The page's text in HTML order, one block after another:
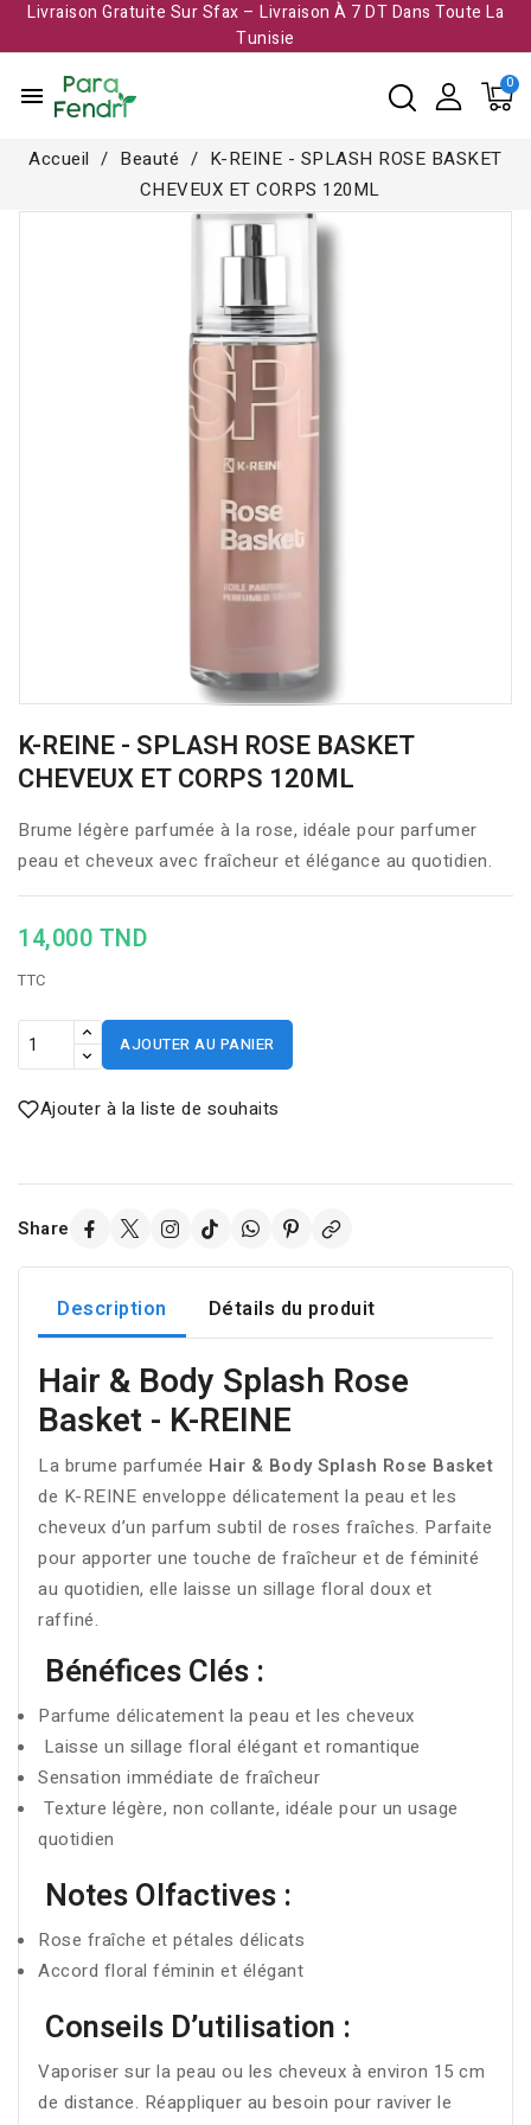
Livraison Gratuite Sur Sfax – Livraison À 7 DT Dans Toute La
Tunisie​
menu
Accueil Beauté
K-REINE - SPLASH ROSE BASKET
CHEVEUX ET CORPS 120ML
K-REINE - SPLASH ROSE BASKET
CHEVEUX ET CORPS 120ML
Brume légère parfumée à la rose, idéale pour parfumer
peau et cheveux avec fraîcheur et élégance au quotidien.
14,000 TND
TTC
AJOUTER AU PANIER
Ajouter à la liste de souhaits
Share
Description Détails du produit
Hair & Body Splash Rose
Basket - K-REINE
La brume parfumée Hair & Body Splash Rose Basket
de K-REINE enveloppe délicatement la peau et les
cheveux d’un parfum subtil de roses fraîches. Parfaite
pour apporter une touche de fraîcheur et de féminité
au quotidien, elle laisse un sillage floral doux et
raffiné.
Bénéfices Clés :
Parfume délicatement la peau et les cheveux
Laisse un sillage floral élégant et romantique
Sensation immédiate de fraîcheur
Texture légère, non collante, idéale pour un usage
quotidien
Notes Olfactives :
Rose fraîche et pétales délicats
Accord floral féminin et élégant
Conseils D’utilisation :
Vaporiser sur la peau ou les cheveux à environ 15 cm
de distance. Réappliquer au besoin pour raviver le